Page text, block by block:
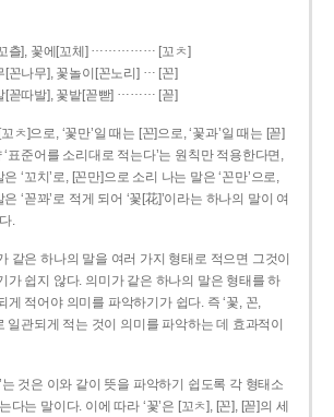
츨], 꽃에[꼬체] …………… [꼬ㅊ]
[꼰나무], 꽃놀이[꼰노리] … [꼰]
[꼳따발], 꽃밭[꼳빧] ……… [꼳]
꼬ㅊ]으로, ‘꽃만’일 때는 [꼰]으로, ‘꽃과’일 때는 [꼳]
표준어를 소리대로 적는다’는 원칙만 적용한다면,
‘꼬치’로, [꼰만]으로 소리 나는 말은 ‘꼰만’으로,
‘꼳꽈’로 적게 되어 ‘꽃[花]’이라는 하나의 말이 여
.
같은 하나의 말을 여러 가지 형태로 적으면 그것이
가 쉽지 않다. 의미가 같은 하나의 말은 형태를 하
게 적어야 의미를 파악하기가 쉽다. 즉 ‘꽃, 꼰,
일관되게 적는 것이 의미를 파악하는 데 효과적이
는 것은 이와 같이 뜻을 파악하기 쉽도록 각 형태소
다는 말이다. 이에 따라 ‘꽃’은 [꼬ㅊ], [꼰], [꼳]의 세